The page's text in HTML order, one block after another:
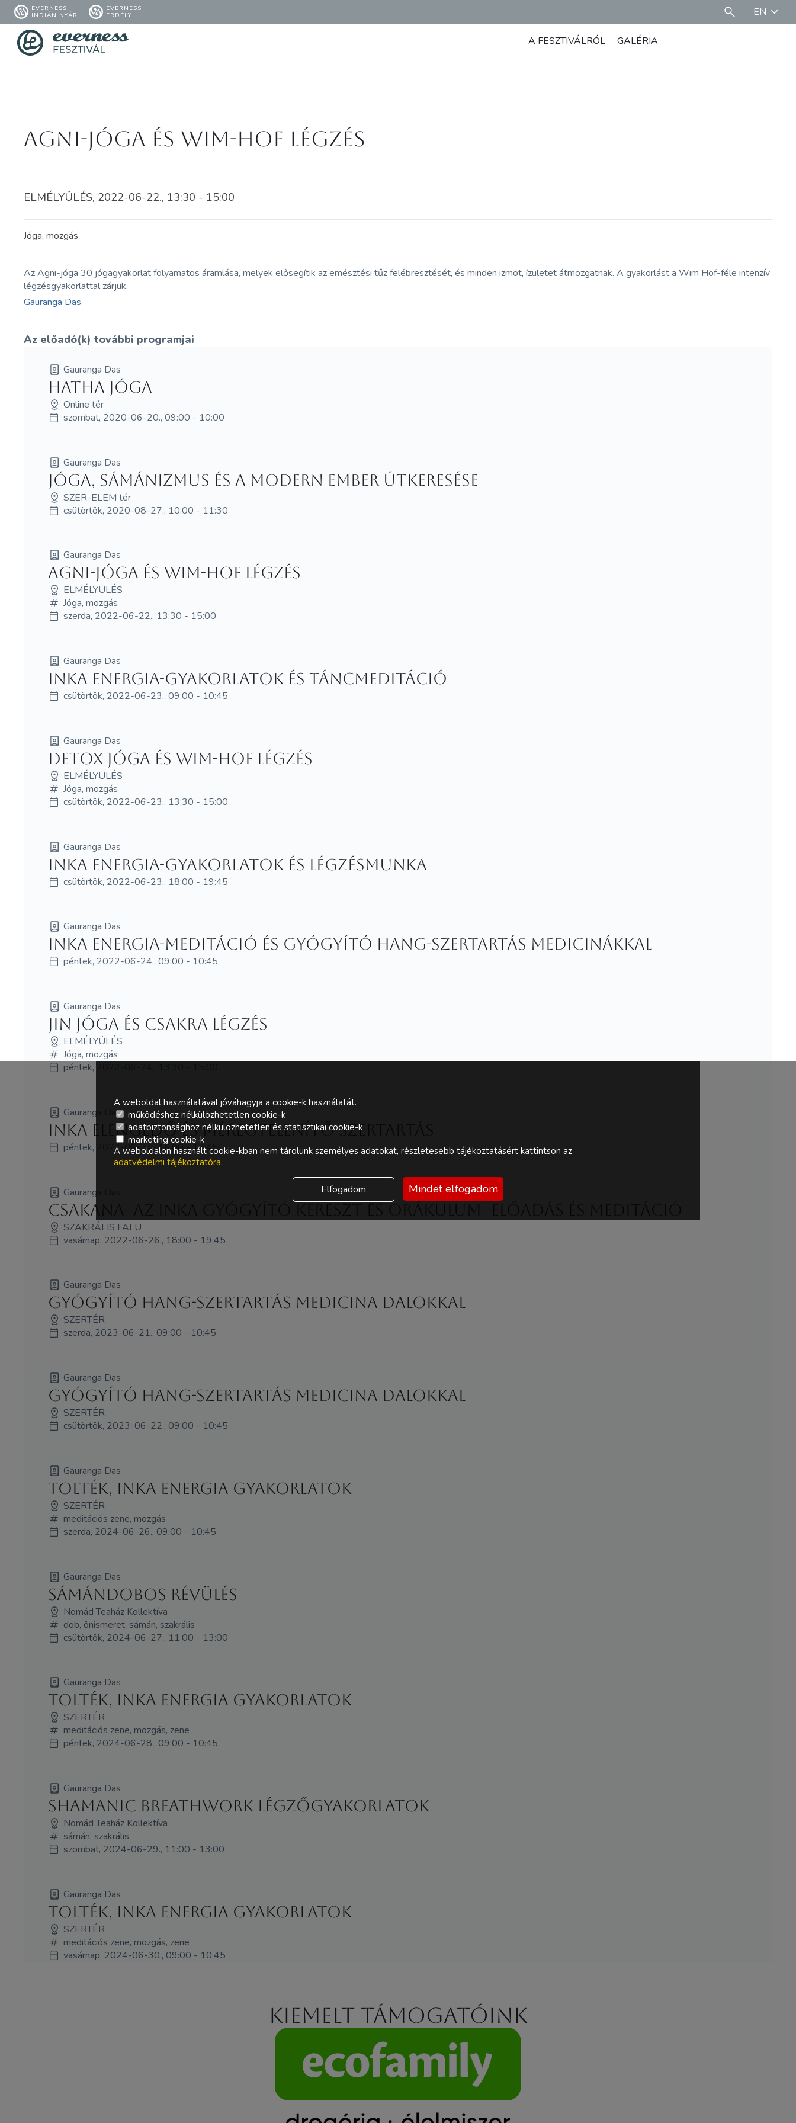
EVERNESS
INDIÁN NYÁR
EVERNESS
ERDÉLY
EN
A FESZTIVÁLRÓL GALÉRIA
Agni-jóga és Wim-Hof légzés
ELMÉLYÜLÉS, 2022-06-22., 13:30 - 15:00
Jóga, mozgás
Az Agni-jóga 30 jógagyakorlat folyamatos áramlása, melyek elősegítik az emésztési tűz felébresztését, és minden izmot, ízületet átmozgatnak. A gyakorlást a Wim Hof-féle intenzív
légzésgyakorlattal zárjuk.
Gauranga Das
Az előadó(k) további programjai
Gauranga Das
Hatha jóga
Online tér
szombat, 2020-06-20., 09:00 - 10:00
Gauranga Das
Jóga, Sámánizmus és a modern ember útkeresése
SZER-ELEM tér
csütörtök, 2020-08-27., 10:00 - 11:30
Gauranga Das
Agni-jóga és Wim-Hof légzés
ELMÉLYÜLÉS
Jóga, mozgás
szerda, 2022-06-22., 13:30 - 15:00
Gauranga Das
Inka energia-gyakorlatok és táncmeditáció
csütörtök, 2022-06-23., 09:00 - 10:45
Gauranga Das
Detox jóga és Wim-Hof légzés
ELMÉLYÜLÉS
Jóga, mozgás
csütörtök, 2022-06-23., 13:30 - 15:00
Gauranga Das
Inka energia-gyakorlatok és légzésmunka
csütörtök, 2022-06-23., 18:00 - 19:45
Gauranga Das
Inka energia-meditáció és gyógyító hang-szertartás medicinákkal
péntek, 2022-06-24., 09:00 - 10:45
Gauranga Das
Jin jóga és csakra légzés
ELMÉLYÜLÉS
Jóga, mozgás
péntek, 2022-06-24., 13:30 - 15:00
Gauranga Das
Inka elengedő és méregtelenítő szertartás
péntek, 2022-06-24., 16:00 - 17:45
Gauranga Das
Csakana- az inka gyógyító kereszt és orákulum -előadás és meditáció
SZAKRÁLIS FALU
vasárnap, 2022-06-26., 18:00 - 19:45
Gauranga Das
Gyógyító hang-szertartás Medicina dalokkal
SZERTÉR
szerda, 2023-06-21., 09:00 - 10:45
Gauranga Das
Gyógyító hang-szertartás Medicina dalokkal
SZERTÉR
csütörtök, 2023-06-22., 09:00 - 10:45
Gauranga Das
Tolték, inka energia gyakorlatok
SZERTÉR
meditációs zene, mozgás
szerda, 2024-06-26., 09:00 - 10:45
Gauranga Das
Sámándobos révülés
Nomád Teaház Kollektíva
dob, önismeret, sámán, szakrális
csütörtök, 2024-06-27., 11:00 - 13:00
Gauranga Das
Tolték, inka energia gyakorlatok
SZERTÉR
meditációs zene, mozgás, zene
péntek, 2024-06-28., 09:00 - 10:45
Gauranga Das
Shamanic Breathwork légzőgyakorlatok
Nomád Teaház Kollektíva
sámán, szakrális
szombat, 2024-06-29., 11:00 - 13:00
Gauranga Das
Tolték, inka energia gyakorlatok
SZERTÉR
meditációs zene, mozgás, zene
vasárnap, 2024-06-30., 09:00 - 10:45
Kiemelt támogatóink
A weboldal használatával jóváhagyja a cookie-k használatát.
működéshez nélkülözhetetlen cookie-k
adatbiztonsághoz nélkülözhetetlen és statisztikai cookie-k
marketing cookie-k
A weboldalon használt cookie-kban nem tárolunk személyes adatokat, részletesebb tájékoztatásért kattintson az
adatvédelmi tájékoztatóra.
Elfogadom Mindet elfogadom